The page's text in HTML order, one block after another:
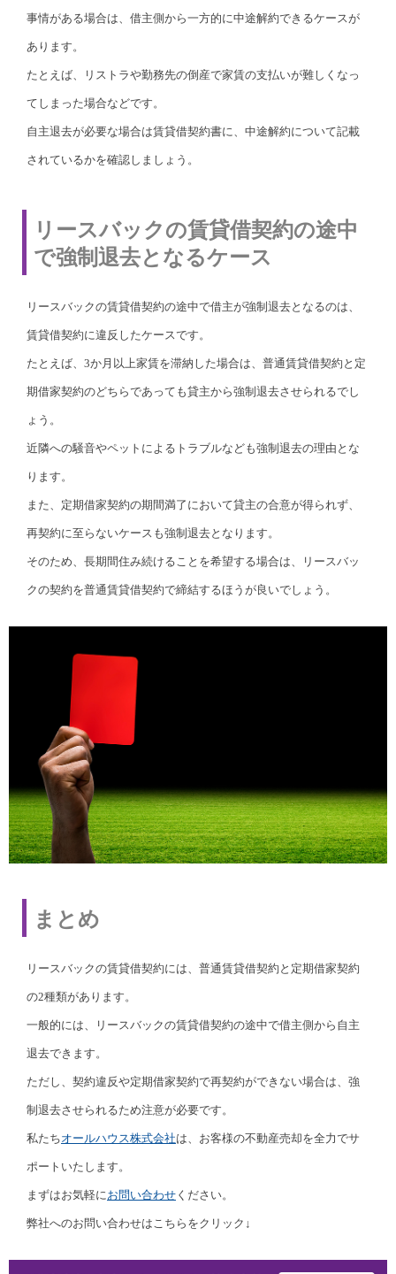
事情がある場合は、借主側から一方的に中途解約できるケースが
あります。
たとえば、リストラや勤務先の倒産で家賃の支払いが難しくなっ
てしまった場合などです。
自主退去が必要な場合は賃貸借契約書に、中途解約について記載
されているかを確認しましょう。
リースバックの賃貸借契約の途中
で強制退去となるケース
リースバックの賃貸借契約の途中で借主が強制退去となるのは、
賃貸借契約に違反したケースです。
たとえば、3か月以上家賃を滞納した場合は、普通賃貸借契約と定
期借家契約のどちらであっても貸主から強制退去させられるでし
ょう。
近隣への騒音やペットによるトラブルなども強制退去の理由とな
ります。
また、定期借家契約の期間満了において貸主の合意が得られず、
再契約に至らないケースも強制退去となります。
そのため、長期間住み続けることを希望する場合は、リースバッ
クの契約を普通賃貸借契約で締結するほうが良いでしょう。
まとめ
リースバックの賃貸借契約には、普通賃貸借契約と定期借家契約
の2種類があります。
一般的には、リースバックの賃貸借契約の途中で借主側から自主
退去できます。
ただし、契約違反や定期借家契約で再契約ができない場合は、強
制退去させられるため注意が必要です。
私たちオールハウス株式会社は、お客様の不動産売却を全力でサ
ポートいたします。
まずはお気軽にお問い合わせ ください。
弊社へのお問い合わせはこちらをクリック↓